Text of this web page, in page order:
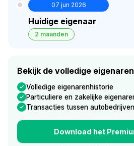
07 jun 2026
Huidige eigenaar
2 maanden
Bekijk de volledige
Volledige eigenarenhistorie
Particuliere en zakelijke
Transacties tussen autobedrijven
Download het